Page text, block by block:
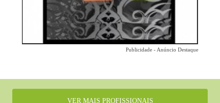
Publicidade - Anúncio Destaque
VER MAIS PROFISSIONAIS